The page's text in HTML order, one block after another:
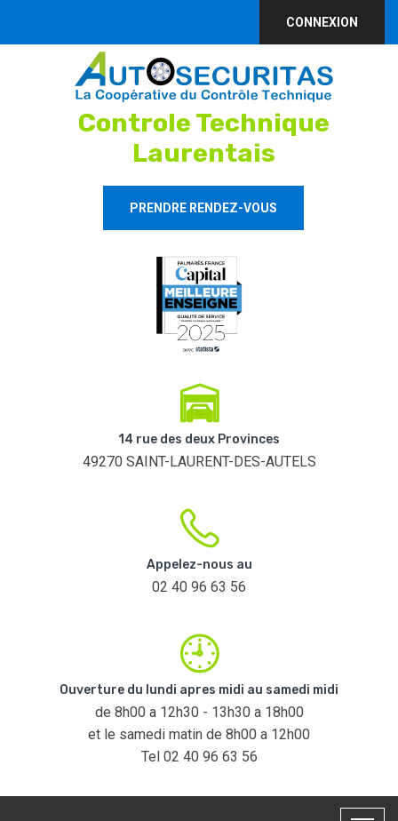
CONNEXION
Controle Technique
Laurentais
PRENDRE RENDEZ-VOUS
14 rue des deux Provinces
49270 SAINT-LAURENT-DES-AUTELS
Appelez-nous au
02 40 96 63 56
Ouverture du lundi apres midi au samedi midi
de 8h00 a 12h30 - 13h30 a 18h00
et le samedi matin de 8h00 a 12h00
Tel 02 40 96 63 56